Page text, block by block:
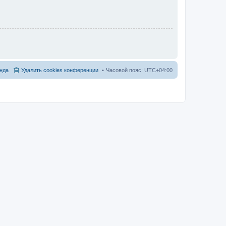
Часовой пояс: UTC+04:00
Удалить cookies конференции